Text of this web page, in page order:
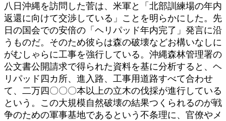
八日沖縄を訪問した菅は、米軍と「北部訓練場の年内
返還に向けて交渉している」ことを明らかにした。先
日の国会での安倍の「ヘリパッド年内完了」発言に沿
うものだ。そのため彼らは森の破壊などお構いなしに
がむしゃらに工事を強行している。沖縄森林管理署の
公文書公開請求で得られた資料を基に分析すると、ヘ
リパッド四カ所、進入路、工事用道路すべて合わせ
て、二万四〇〇〇本以上の立木の伐採が進行している
という。この大規模自然破壊の結果つくられるのが戦
争のための軍事基地であるという不条理に、官僚やメ